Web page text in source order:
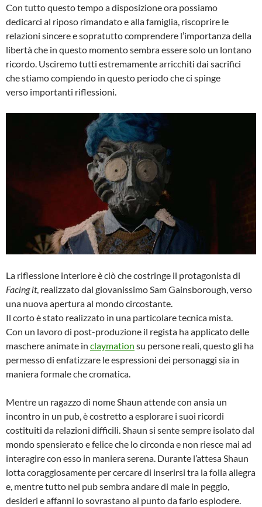
Con tutto questo tempo a disposizione ora possiamo
dedicarci al riposo rimandato e alla famiglia, riscoprire le
relazioni sincere e sopratutto comprendere l’importanza della
libertà che in questo momento sembra essere solo un lontano
ricordo. Usciremo tutti estremamente arricchiti dai sacrifici
che stiamo compiendo in questo periodo che ci spinge
verso importanti riflessioni.
La riflessione interiore è ciò che costringe il protagonista di
Facing it, realizzato dal giovanissimo Sam Gainsborough, verso
una nuova apertura al mondo circostante.
Il corto è stato realizzato in una particolare tecnica mista.
Con un lavoro di post-produzione il regista ha applicato delle
maschere animate in claymation su persone reali, questo gli ha
permesso di enfatizzare le espressioni dei personaggi sia in
maniera formale che cromatica.
Mentre un ragazzo di nome Shaun attende con ansia un
incontro in un pub, è costretto a esplorare i suoi ricordi
costituiti da relazioni difficili. Shaun si sente sempre isolato dal
mondo spensierato e felice che lo circonda e non riesce mai ad
interagire con esso in maniera serena. Durante l’attesa Shaun
lotta coraggiosamente per cercare di inserirsi tra la folla allegra
e, mentre tutto nel pub sembra andare di male in peggio,
desideri e affanni lo sovrastano al punto da farlo esplodere.